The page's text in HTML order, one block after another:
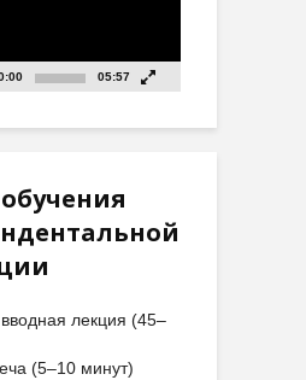
05:57
лекция (45–
(5–10 минут)